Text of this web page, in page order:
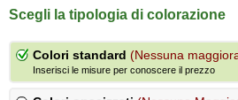
Scegli la tipologia di colorazione
Colori standard (Nessuna
Inserisci le misure per conoscere il prezzo